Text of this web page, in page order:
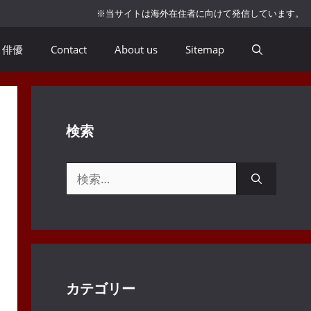
※当サイトは海外在住者に向けて発信しています。
俳優 Contact About us Sitemap
検索
索:
カテゴリー